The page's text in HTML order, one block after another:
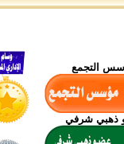
التجمع
ذهبي شرفي